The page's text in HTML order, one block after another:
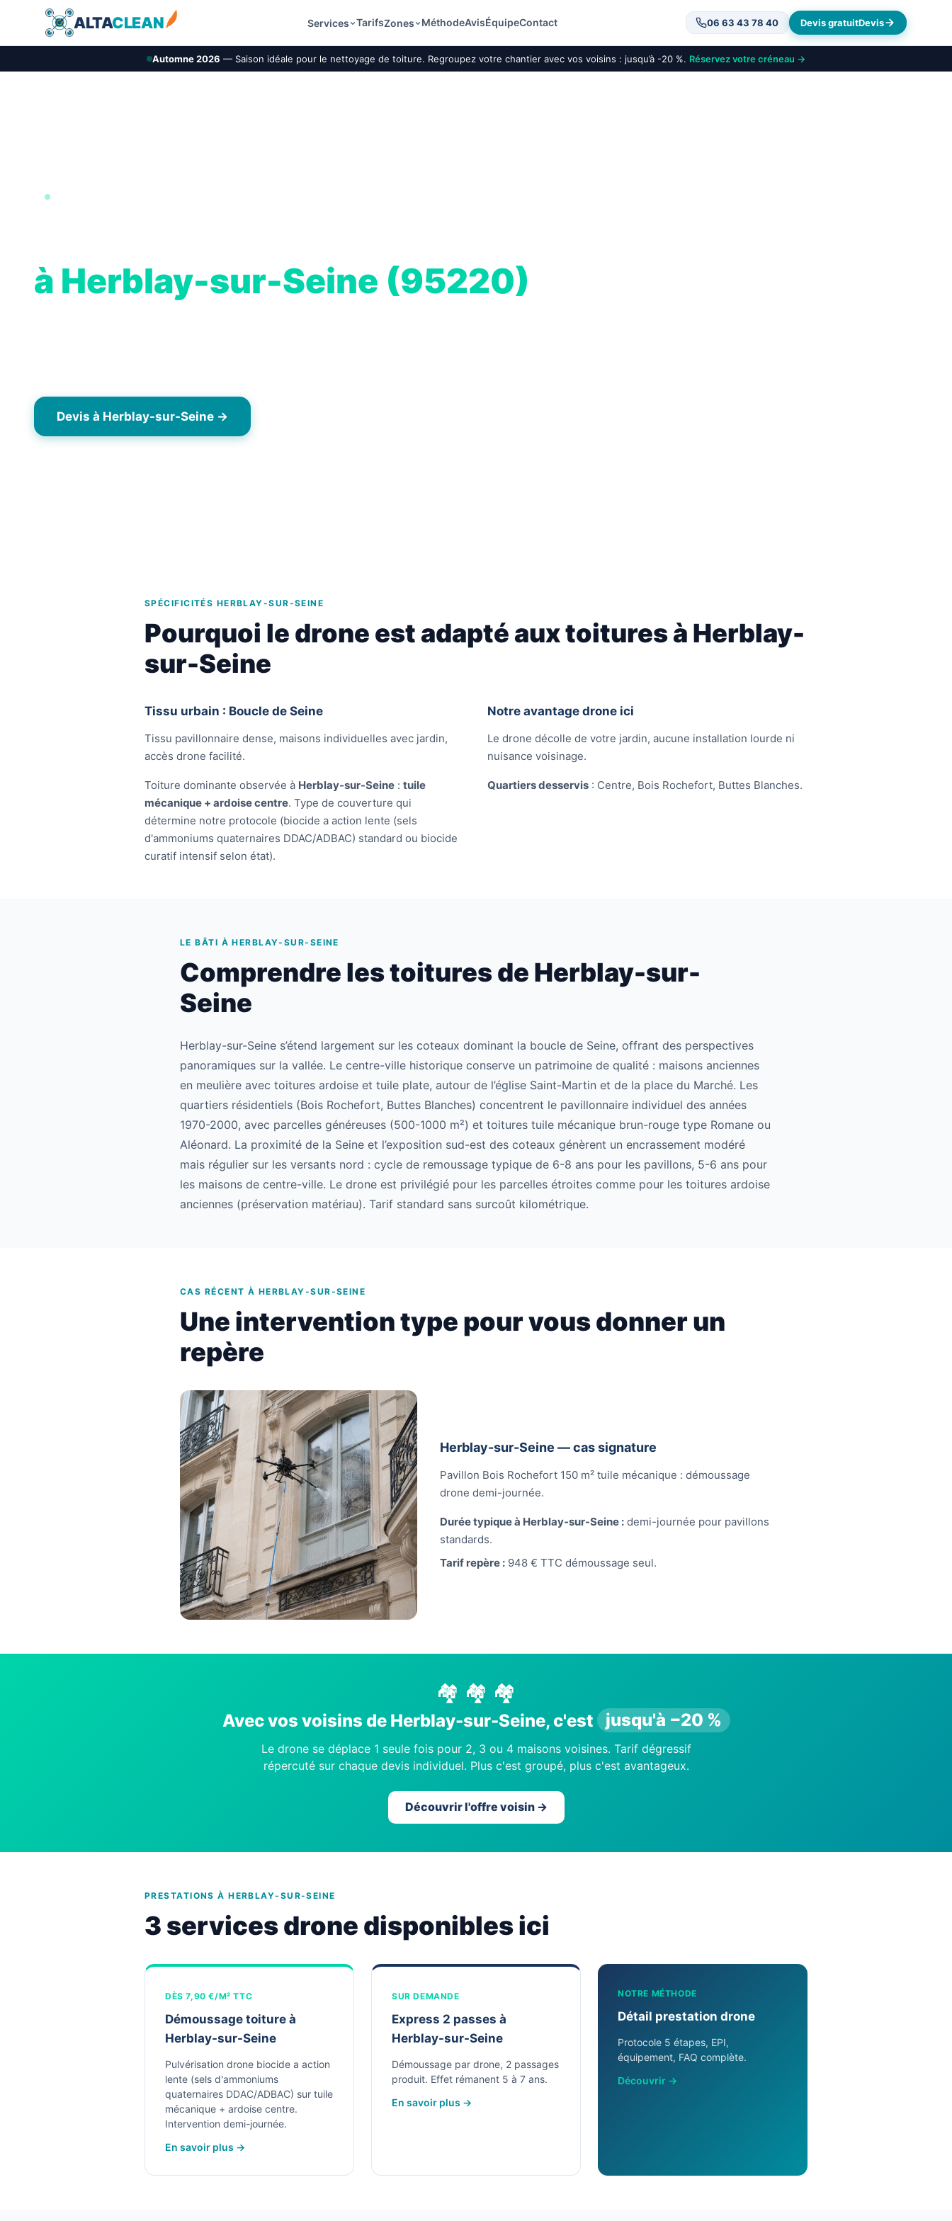
ALTACLEAN Services TarifsZones MéthodeAvisÉquipeContact 06 63 43 78 40 Devis gratuitDevis
Automne 2026 — Saison idéale pour le nettoyage de toiture. Regroupez votre chantier avec vos voisins : jusqu’à -20 %. Réservez votre créneau →
à Herblay-sur-Seine (95220)
Devis à Herblay-sur-Seine →
SPÉCIFICITÉS HERBLAY-SUR-SEINE
Pourquoi le drone est adapté aux toitures à Herblay-
sur-Seine
Tissu urbain : Boucle de Seine
Tissu pavillonnaire dense, maisons individuelles avec jardin,
accès drone facilité.
Toiture dominante observée à Herblay-sur-Seine : tuile
mécanique + ardoise centre. Type de couverture qui
détermine notre protocole (biocide a action lente (sels
d'ammoniums quaternaires DDAC/ADBAC) standard ou biocide
curatif intensif selon état).
Notre avantage drone ici
Le drone décolle de votre jardin, aucune installation lourde ni
nuisance voisinage.
Quartiers desservis : Centre, Bois Rochefort, Buttes Blanches.
LE BÂTI À HERBLAY-SUR-SEINE
Comprendre les toitures de Herblay-sur-
Seine
Herblay-sur-Seine s’étend largement sur les coteaux dominant la boucle de Seine, offrant des perspectives
panoramiques sur la vallée. Le centre-ville historique conserve un patrimoine de qualité : maisons anciennes
en meulière avec toitures ardoise et tuile plate, autour de l’église Saint-Martin et de la place du Marché. Les
quartiers résidentiels (Bois Rochefort, Buttes Blanches) concentrent le pavillonnaire individuel des années
1970-2000, avec parcelles généreuses (500-1000 m²) et toitures tuile mécanique brun-rouge type Romane ou
Aléonard. La proximité de la Seine et l’exposition sud-est des coteaux génèrent un encrassement modéré
mais régulier sur les versants nord : cycle de remoussage typique de 6-8 ans pour les pavillons, 5-6 ans pour
les maisons de centre-ville. Le drone est privilégié pour les parcelles étroites comme pour les toitures ardoise
anciennes (préservation matériau). Tarif standard sans surcoût kilométrique.
CAS RÉCENT À HERBLAY-SUR-SEINE
Une intervention type pour vous donner un
repère
Herblay-sur-Seine — cas signature
Pavillon Bois Rochefort 150 m² tuile mécanique : démoussage
drone demi-journée.
Durée typique à Herblay-sur-Seine : demi-journée pour pavillons
standards.
Tarif repère : 948 € TTC démoussage seul.
🏘️ 🏘️ 🏘️
Avec vos voisins de Herblay-sur-Seine, c'est jusqu'à −20 %
Le drone se déplace 1 seule fois pour 2, 3 ou 4 maisons voisines. Tarif dégressif
répercuté sur chaque devis individuel. Plus c'est groupé, plus c'est avantageux.
Découvrir l'offre voisin →
PRESTATIONS À HERBLAY-SUR-SEINE
3 services drone disponibles ici
DÈS 7,90 €/M² TTC
Démoussage toiture à
Herblay-sur-Seine
Pulvérisation drone biocide a action
lente (sels d'ammoniums
quaternaires DDAC/ADBAC) sur tuile
mécanique + ardoise centre.
Intervention demi-journée.
En savoir plus →
SUR DEMANDE
Express 2 passes à
Herblay-sur-Seine
Démoussage par drone, 2 passages
produit. Effet rémanent 5 à 7 ans.
En savoir plus →
NOTRE MÉTHODE
Détail prestation drone
Protocole 5 étapes, EPI,
équipement, FAQ complète.
Découvrir →